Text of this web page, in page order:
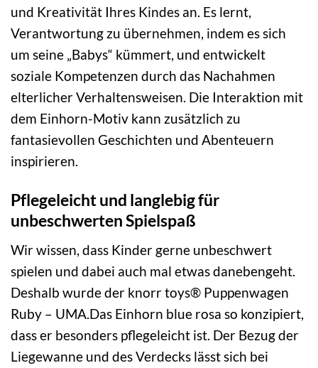
und Kreativität Ihres Kindes an. Es lernt,
Verantwortung zu übernehmen, indem es sich
um seine „Babys“ kümmert, und entwickelt
soziale Kompetenzen durch das Nachahmen
elterlicher Verhaltensweisen. Die Interaktion mit
dem Einhorn-Motiv kann zusätzlich zu
fantasievollen Geschichten und Abenteuern
inspirieren.
Pflegeleicht und langlebig für
unbeschwerten Spielspaß
Wir wissen, dass Kinder gerne unbeschwert
spielen und dabei auch mal etwas danebengeht.
Deshalb wurde der knorr toys® Puppenwagen
Ruby – UMA.Das Einhorn blue rosa so konzipiert,
dass er besonders pflegeleicht ist. Der Bezug der
Liegewanne und des Verdecks lässt sich bei